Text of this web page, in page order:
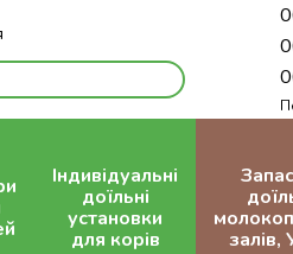
Індивідуальні
доїльні
установки
для корів
залів,